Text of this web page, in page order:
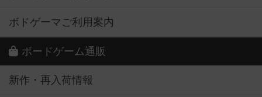
ボドゲーマご利用案内
ボードゲーム通販
新作・再入荷情報